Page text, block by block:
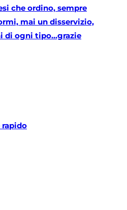
che ordino, sempre
mai un disservizio,
di ogni tipo...grazie